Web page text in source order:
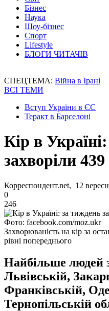
Бізнес
Наука
Шоу-бізнес
Спорт
Lifestyle
БЛОГИ ЧИТАЧІВ
СПЕЦТЕМА: Війна в Ірані
ВСІ ТЕМИ
Вступ України в ЄС
Теракт в Барселоні
Кір в
захворіли 439
Корреспондент.net, 12
0
246
Фото: facebook.com/moz.ukr
Захворюваність на кір за
рівні попереднього
Найбільше людей
Львівській,
Франківській,
Тернопільській